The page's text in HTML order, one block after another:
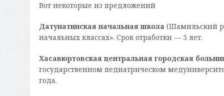
Вот некоторые из предложений
Датунатинская начальная школа (Шамильский
начальных классах». Срок отработки — 5 лет.
Хасавюртовская центральная городская
государственном педиатрическом
года.